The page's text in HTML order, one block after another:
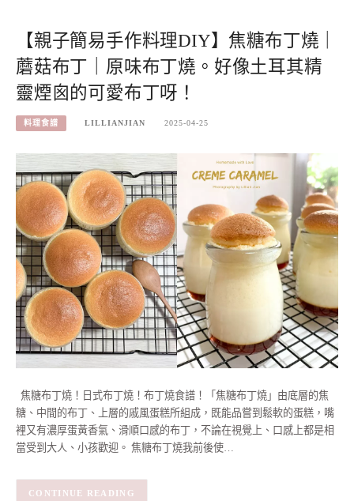
【親子簡易手作料理DIY】焦糖布丁燒｜
蘑菇布丁｜原味布丁燒。好像土耳其精
靈煙囪的可愛布丁呀！
料理食譜 LILLIANJIAN 2025-04-25
焦糖布丁燒！日式布丁燒！布丁燒食譜！「焦糖布丁燒」由底層的焦
糖、中間的布丁、上層的戚風蛋糕所組成，既能品嘗到鬆軟的蛋糕，嘴
裡又有濃厚蛋黃香氣、滑順口感的布丁，不論在視覺上、口感上都是相
當受到大人、小孩歡迎。 焦糖布丁燒我前後使…
CONTINUE READING